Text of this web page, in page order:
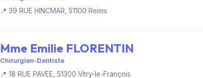
📍 39 RUE HINCMAR, 51100 Reims
Mme Emilie FLORENTIN
Chirurgien-Dentiste
📍 18 RUE PAVEE, 51300 Vitry-le-François